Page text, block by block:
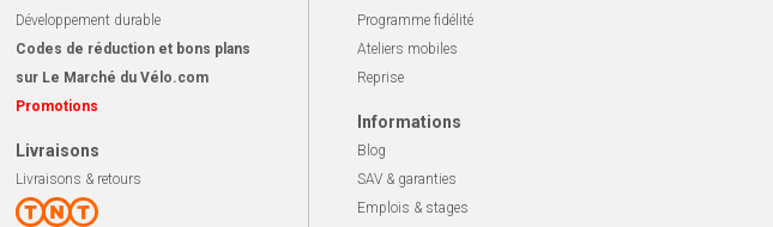
Développement durable
Codes de réduction et bons plans
sur Le Marché du Vélo.com
Promotions
Livraisons
Livraisons & retours
Programme fidélité
Ateliers mobiles
Reprise
Informations
Blog
SAV & garanties
Emplois & stages